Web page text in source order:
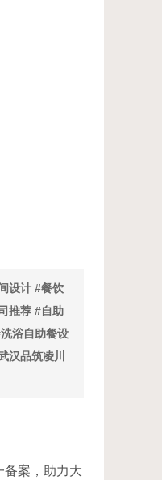
设计 #餐饮
推荐 #自助
浴自助餐设
品筑凌川
备案，助力大